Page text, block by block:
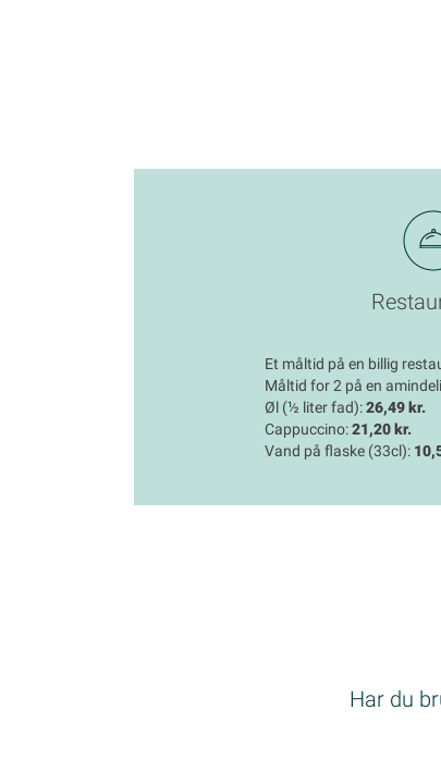
Et måltid på en billig
Måltid for 2 på en
Øl (½ liter fad):26,49 kr.
Cappuccino:21,20 kr.
Vand på flaske (33cl):
Har du